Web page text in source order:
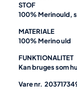
STOF
100% Merinould,
MATERIALE
100% Merino uld
FUNKTIONALITET
Kan bruges som
Vare nr.